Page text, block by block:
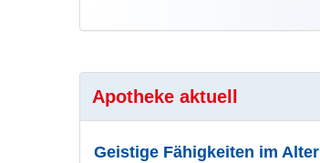
Apotheke aktuell
Geistige Fähigkeiten im Alter